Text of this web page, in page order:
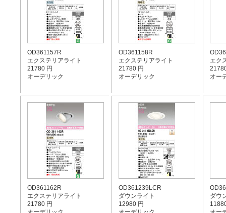
OD361157R
エクステリアライト
21780 円
オーデリック
OD361158R
エクステリアライト
21780 円
オーデリック
エク
オー
OD361162R
エクステリアライト
21780 円
OD361239LCR
ダウンライト
12980 円
ダウ